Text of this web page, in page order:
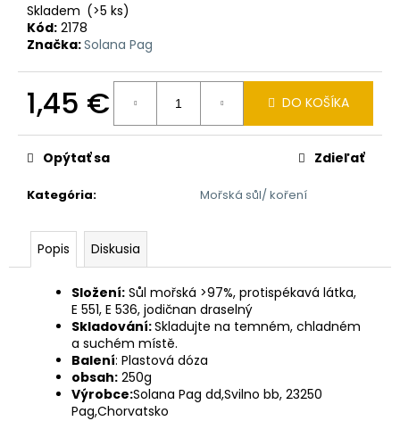
Skladem (>5 ks)
Kód: 2178
Značka:Solana Pag
1,45 €
cena:
DO KOŠÍKA
Kategória: Mořská sůl/ koření
Opýtať sa Zdieľať
Popis Diskusia
Složení: Sůl mořská >97%, protispékavá látka,
E 551, E 536, jodičnan draselný
Skladování:Skladujte na temném, chladném
a suchém místě.
Balení: Plastová dóza
obsah: 250g
Výrobce:Solana Pag dd,Svilno bb, 23250
Pag,Chorvatsko
ú
č
a
m
CEDEVITA
ANANAS
7,28
Pôvodne: